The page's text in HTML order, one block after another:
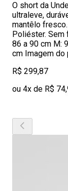
O short da
ultraleve,
mantêlo
Poliéster. Sem
86 a 90 cm M:
cm Imagem do
R$ 299,87
ou 4x de R$